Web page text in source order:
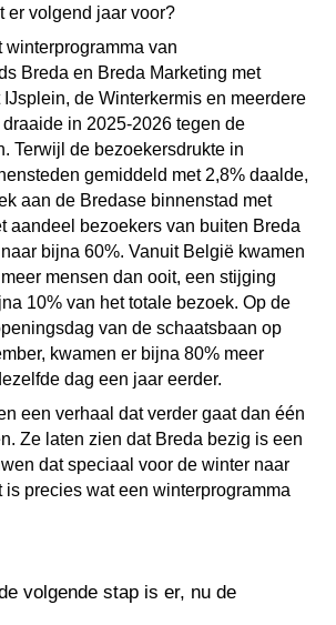
er volgend jaar voor?
winterprogramma van
Breda en Breda Marketing met
de Winterkermis en meerdere
in 2025-2026 tegen de
Terwijl de bezoekersdrukte in
gemiddeld met 2,8% daalde,
aan de Bredase binnenstad met
aandeel bezoekers van buiten Breda
bijna 60%. Vanuit België kwamen
mensen dan ooit, een stijging
10% van het totale bezoek. Op de
van de schaatsbaan op
kwamen er bijna 80% meer
dag een jaar eerder.
een verhaal dat verder gaat dan één
Ze laten zien dat Breda bezig is een
dat speciaal voor de winter naar
is precies wat een winterprogramma
volgende stap is er, nu de